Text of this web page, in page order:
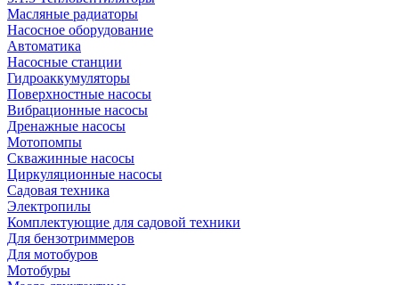
Масляные радиаторы
Насосное оборудование
Автоматика
Насосные станции
Гидроаккумуляторы
Поверхностные насосы
Вибрационные насосы
Дренажные насосы
Мотопомпы
Скважинные насосы
Циркуляционные насосы
Садовая техника
Электропилы
Комплектующие для садовой техники
Для бензотриммеров
Для мотобуров
Мотобуры